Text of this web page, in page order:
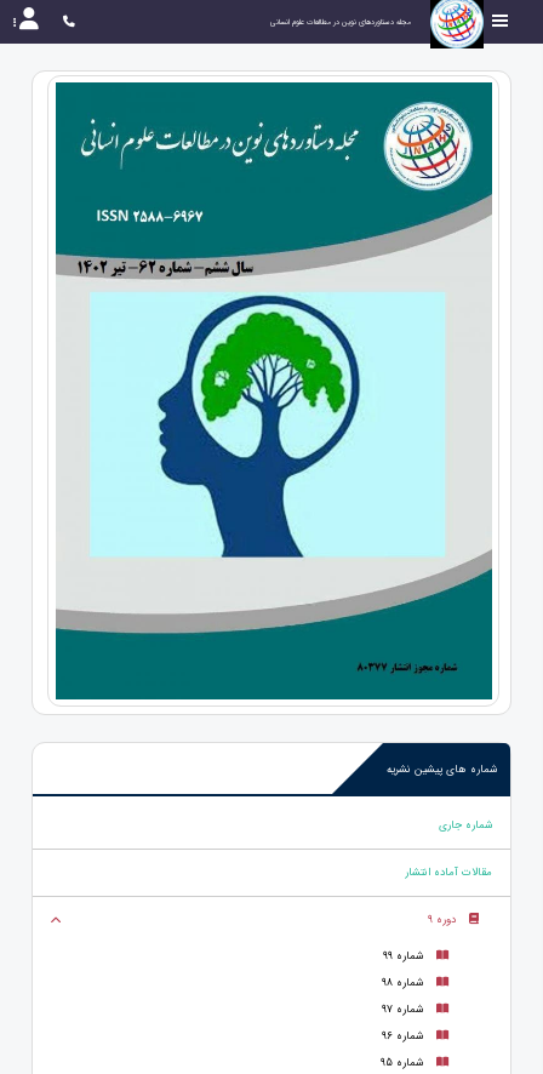
مجله دستاوردهای نوین در مطالعات علوم انسانی
شماره های پیشین نشریه
شماره جاری
مقالات آماده انتشار
دوره 9
شماره 99
شماره 98
شماره 97
شماره 96
شماره 95